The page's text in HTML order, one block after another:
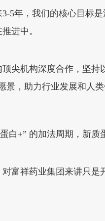
5年，我们的核心目标
进中。
尖机构深度合作，坚
景，助力行业发展和人
白+” 的加法周期，新
富祥药业集团来讲只